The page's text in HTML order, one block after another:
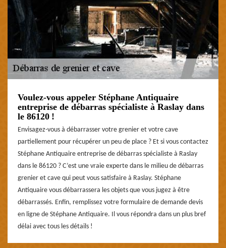
Voulez-vous appeler Stéphane Antiquaire
entreprise de débarras spécialiste à Raslay dans
le 86120 !
Envisagez-vous à débarrasser votre grenier et votre cave
partiellement pour récupérer un peu de place ? Et si vous contactez
Stéphane Antiquaire entreprise de débarras spécialiste à Raslay
dans le 86120 ? C’est une vraie experte dans le milieu de débarras
grenier et cave qui peut vous satisfaire à Raslay. Stéphane
Antiquaire vous débarrassera les objets que vous jugez à être
débarrassés. Enfin, remplissez votre formulaire de demande devis
en ligne de Stéphane Antiquaire. Il vous répondra dans un plus bref
délai avec tous les détails !